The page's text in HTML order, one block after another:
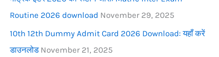
Routine 2026 download November 29, 2025
10th 12th Dummy Admit Card 2026 Download: यहाँ करें
डाउनलोड November 21, 2025